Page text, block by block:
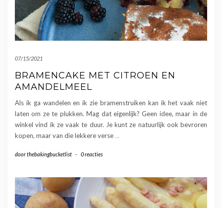
07/15/2021
BRAMENCAKE MET CITROEN EN
AMANDELMEEL
Als ik ga wandelen en ik zie bramenstruiken kan ik het vaak niet
laten om ze te plukken. Mag dat eigenlijk? Geen idee, maar in de
winkel vind ik ze vaak te duur. Je kunt ze natuurlijk ook bevroren
kopen, maar van die lekkere verse…
doorthebakingbucketlist - 0 reacties